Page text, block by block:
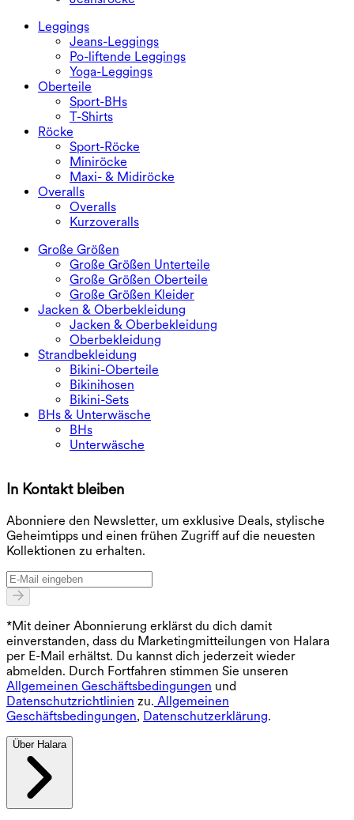
Leggings
Jeans-Leggings
Po-liftende Leggings
Yoga-Leggings
Oberteile
Sport-BHs
T-Shirts
Röcke
Sport-Röcke
Miniröcke
Maxi- & Midiröcke
Overalls
Overalls
Kurzoveralls
Große Größen
Große Größen Unterteile
Große Größen Oberteile
Große Größen Kleider
Jacken & Oberbekleidung
Jacken & Oberbekleidung
Oberbekleidung
Strandbekleidung
Bikini-Oberteile
Bikinihosen
Bikini-Sets
BHs & Unterwäsche
BHs
Unterwäsche
In Kontakt bleiben
Abonniere den Newsletter, um exklusive Deals, stylische
Geheimtipps und einen frühen Zugriff auf die neuesten
Kollektionen zu erhalten.
*Mit deiner Abonnierung erklärst du dich damit
einverstanden, dass du Marketingmitteilungen von Halara
per E-Mail erhältst. Du kannst dich jederzeit wieder
abmelden. Durch Fortfahren stimmen Sie unseren
Allgemeinen Geschäftsbedingungen und
Datenschutzrichtlinien zu. Allgemeinen
Geschäftsbedingungen, Datenschutzerklärung.
Über Halara